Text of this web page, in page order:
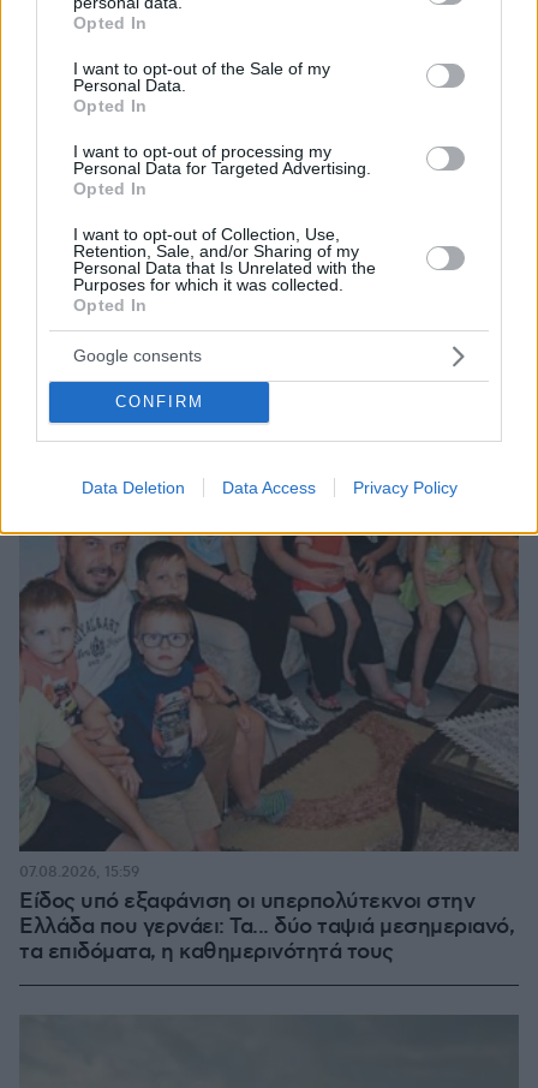
grant or deny consent to Google and its third-party tags to
use your data for below specified purposes in below Google
consent section.
Opted In
I want to opt-out of the Sale of my
Personal Data.
Opted In
I want to opt-out of processing my
Personal Data for Targeted Advertising.
Opted In
I want to opt-out of Collection, Use,
Retention, Sale, and/or Sharing of my
Personal Data that Is Unrelated with the
Purposes for which it was collected.
Opted In
Google consents
CONFIRM
Data Deletion Data Access Privacy Policy
«Πόσα θέλεις για το κορίτσι;»: Τουρίστας στην
Κρήτη ζητά... τιμή για ανήλικη που κάθεται
αμέριμνη, τι καταγγέλλει ο ιδιοκτήτης επιχείρησης
Είδος υπό εξαφάνιση οι υπερπολύτεκνοι στην
Ελλάδα που γερνάει: Τα... δύο ταψιά μεσημεριανό,
τα επιδόματα, η καθημερινότητά τους
07.08.2026, 15:59